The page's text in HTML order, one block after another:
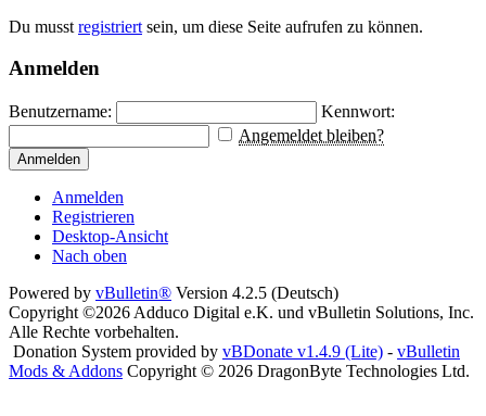
Du musst registriert sein, um diese Seite aufrufen zu können.
Anmelden
Benutzername:
Kennwort:
Angemeldet bleiben?
Anmelden
Anmelden
Registrieren
Desktop-Ansicht
Nach oben
Powered by vBulletin® Version 4.2.5 (Deutsch)
Copyright ©2026 Adduco Digital e.K. und vBulletin Solutions, Inc.
Alle Rechte vorbehalten.
Donation System provided by vBDonate v1.4.9 (Lite) - vBulletin
Mods & Addons Copyright © 2026 DragonByte Technologies Ltd.